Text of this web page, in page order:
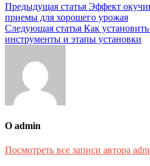
Навигация
по
записям
Предыдущая статья Эффект
приемы для хорошего урожая
Следующая статья Как
инструменты и этапы установки
О admin
Посмотреть все записи автора